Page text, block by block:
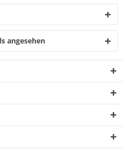
angesehen